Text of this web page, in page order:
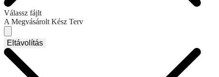
Válassz fájlt
A Megvásárolt Kész Terv
Eltávolítás